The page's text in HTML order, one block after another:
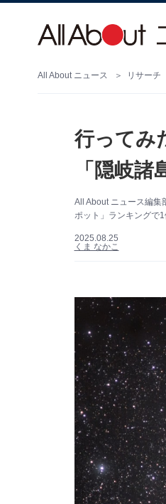
All About ニュース リサーチ
行ってみ
「隠岐
All About ニュース編集
ポット」ランキングで
2025.08.25
くま なかこ